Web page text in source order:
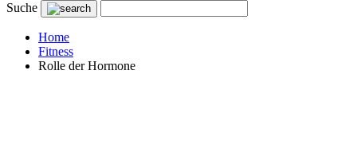
Suche
Home
Fitness
Rolle der Hormone